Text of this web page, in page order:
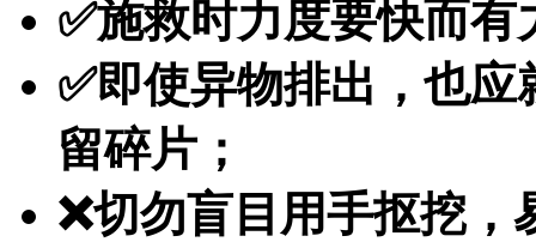
✅施救时力度要快而
✅即使异物排出，也
留碎片；
❌切勿盲目用手抠挖